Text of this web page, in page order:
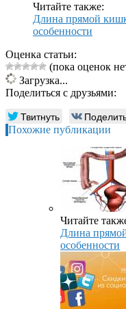
Читайте также:
Длина прямой
особенности
Оценка статьи:
(пока оценок
Загрузка...
Поделиться с друзьями:
Твитнуть
Похожие публикации
Читайте
Длина
особенности